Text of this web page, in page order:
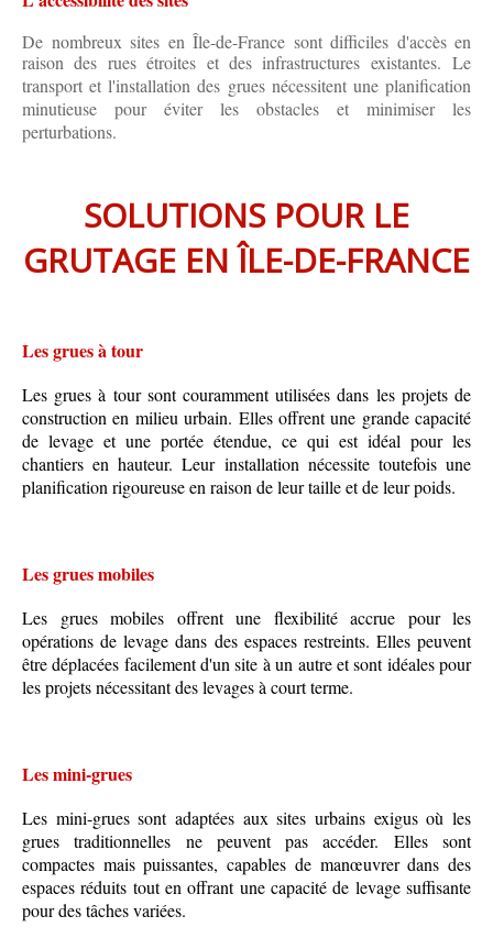
De nombreux sites en Île-de-France sont difficiles d'accès en
raison des rues étroites et des infrastructures existantes. Le
transport et l'installation des grues nécessitent une planification
minutieuse pour éviter les obstacles et minimiser les
perturbations.
SOLUTIONS POUR LE
GRUTAGE EN ÎLE-DE-FRANCE
Les grues à tour
Les grues à tour sont couramment utilisées dans les projets de
construction en milieu urbain. Elles offrent une grande capacité
de levage et une portée étendue, ce qui est idéal pour les
chantiers en hauteur. Leur installation nécessite toutefois une
planification rigoureuse en raison de leur taille et de leur poids.
Les grues mobiles
Les grues mobiles offrent une flexibilité accrue pour les
opérations de levage dans des espaces restreints. Elles peuvent
être déplacées facilement d'un site à un autre et sont idéales pour
les projets nécessitant des levages à court terme.
Les mini-grues
Les mini-grues sont adaptées aux sites urbains exigus où les
grues traditionnelles ne peuvent pas accéder. Elles sont
compactes mais puissantes, capables de manœuvrer dans des
espaces réduits tout en offrant une capacité de levage suffisante
pour des tâches variées.